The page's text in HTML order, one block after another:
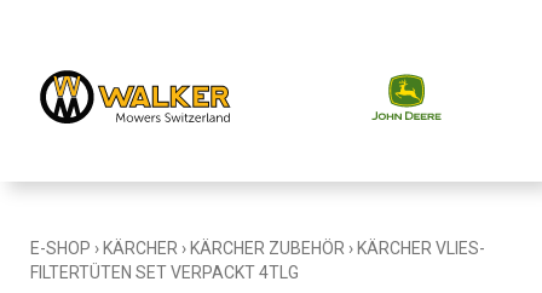
E-SHOP › KÄRCHER › KÄRCHER ZUBEHÖR › KÄRCHER VLIES-
FILTERTÜTEN SET VERPACKT 4TLG